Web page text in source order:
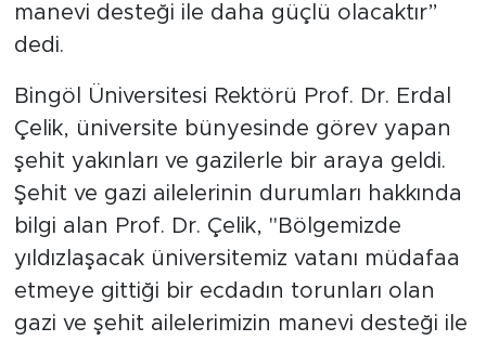
manevi desteği ile daha güçlü olacaktır”
dedi.
Bingöl Üniversitesi Rektörü Prof. Dr. Erdal
Çelik, üniversite bünyesinde görev yapan
şehit yakınları ve gazilerle bir araya geldi.
Şehit ve gazi ailelerinin durumları hakkında
bilgi alan Prof. Dr. Çelik, "Bölgemizde
yıldızlaşacak üniversitemiz vatanı müdafaa
etmeye gittiği bir ecdadın torunları olan
gazi ve şehit ailelerimizin manevi desteği ile